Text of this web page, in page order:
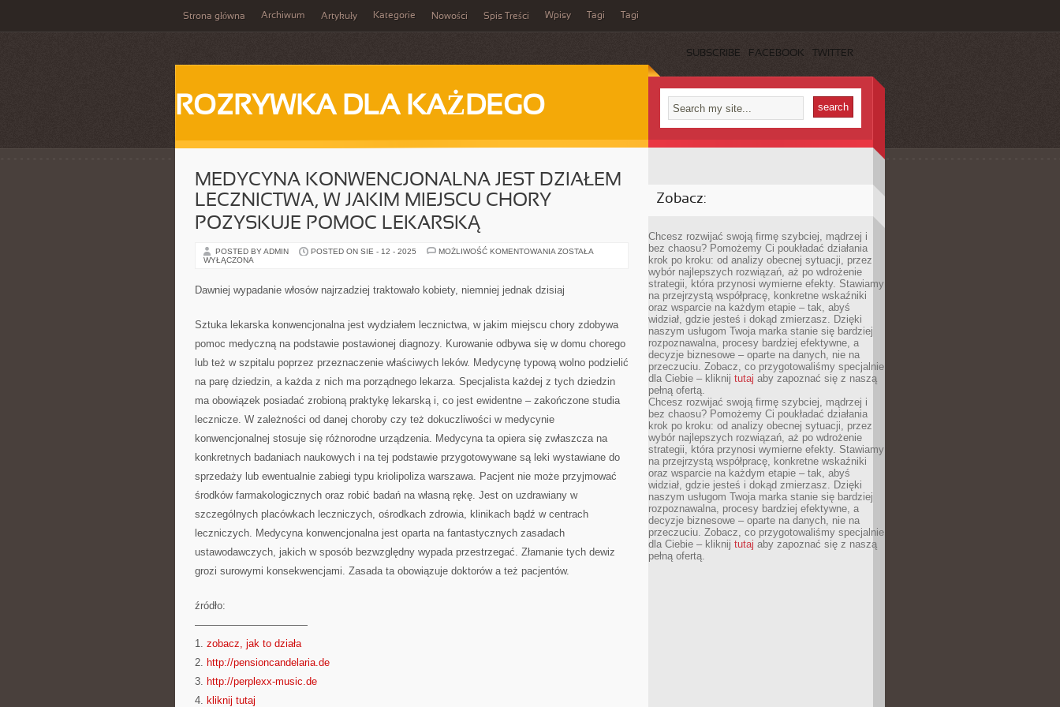
Strona główna Archiwum Artykuły Kategorie Nowości Spis Treści Wpisy Tagi Tagi
SUBSCRIBE FACEBOOK TWITTER
ROZRYWKA DLA KAŻDEGO
MEDYCYNA KONWENCJONALNA JEST DZIAŁEM
LECZNICTWA, W JAKIM MIEJSCU CHORY
POZYSKUJE POMOC LEKARSKĄ
POSTED BY ADMIN POSTED ON SIE - 12 - 2025 MOŻLIWOŚĆ KOMENTOWANIA MEDYCYNA
LECZNICTWA,
W
POZYSKUJE
LEKARSKĄ
ZOSTAŁA
WYŁĄCZONA
Dawniej wypadanie włosów najrzadziej traktowało kobiety, niemniej jednak dzisiaj
Sztuka lekarska konwencjonalna jest wydziałem lecznictwa, w jakim miejscu chory zdobywa
pomoc medyczną na podstawie postawionej diagnozy. Kurowanie odbywa się w domu chorego
lub też w szpitalu poprzez przeznaczenie właściwych leków. Medycynę typową wolno podzielić
na parę dziedzin, a każda z nich ma porządnego lekarza. Specjalista każdej z tych dziedzin
ma obowiązek posiadać zrobioną praktykę lekarską i, co jest ewidentne – zakończone studia
lecznicze. W zależności od danej choroby czy też dokuczliwości w medycynie
konwencjonalnej stosuje się różnorodne urządzenia. Medycyna ta opiera się zwłaszcza na
konkretnych badaniach naukowych i na tej podstawie przygotowywane są leki wystawiane do
sprzedaży lub ewentualnie zabiegi typu kriolipoliza warszawa. Pacjent nie może przyjmować
środków farmakologicznych oraz robić badań na własną rękę. Jest on uzdrawiany w
szczególnych placówkach leczniczych, ośrodkach zdrowia, klinikach bądź w centrach
leczniczych. Medycyna konwencjonalna jest oparta na fantastycznych zasadach
ustawodawczych, jakich w sposób bezwzględny wypada przestrzegać. Złamanie tych dewiz
grozi surowymi konsekwencjami. Zasada ta obowiązuje doktorów a też pacjentów.
źródło:
———————————
1. zobacz, jak to działa
2. http://pensioncandelaria.de
3. http://perplexx-music.de
4. kliknij tutaj
Zobacz:
Chcesz rozwijać swoją firmę szybciej, mądrzej i
bez chaosu? Pomożemy Ci poukładać działania
krok po kroku: od analizy obecnej sytuacji, przez
wybór najlepszych rozwiązań, aż po wdrożenie
strategii, która przynosi wymierne efekty. Stawiamy
na przejrzystą współpracę, konkretne wskaźniki
oraz wsparcie na każdym etapie – tak, abyś
widział, gdzie jesteś i dokąd zmierzasz. Dzięki
naszym usługom Twoja marka stanie się bardziej
rozpoznawalna, procesy bardziej efektywne, a
decyzje biznesowe – oparte na danych, nie na
przeczuciu. Zobacz, co przygotowaliśmy specjalnie
dla Ciebie – kliknij tutaj aby zapoznać się z naszą
pełną ofertą.
Chcesz rozwijać swoją firmę szybciej, mądrzej i
bez chaosu? Pomożemy Ci poukładać działania
krok po kroku: od analizy obecnej sytuacji, przez
wybór najlepszych rozwiązań, aż po wdrożenie
strategii, która przynosi wymierne efekty. Stawiamy
na przejrzystą współpracę, konkretne wskaźniki
oraz wsparcie na każdym etapie – tak, abyś
widział, gdzie jesteś i dokąd zmierzasz. Dzięki
naszym usługom Twoja marka stanie się bardziej
rozpoznawalna, procesy bardziej efektywne, a
decyzje biznesowe – oparte na danych, nie na
przeczuciu. Zobacz, co przygotowaliśmy specjalnie
dla Ciebie – kliknij tutaj aby zapoznać się z naszą
pełną ofertą.